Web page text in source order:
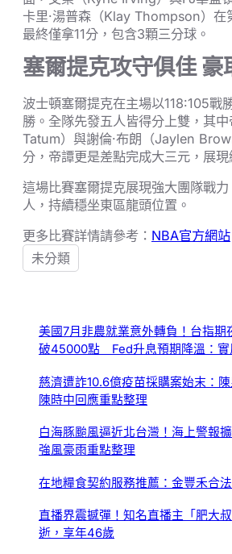
卡里·湯普森（Klay Thompson）在
最終僅拿11分，包含3顆三分球。
塞爾提克攻守俱佳 豪
波士頓塞爾提克在主場以118:105戰
勝。全隊先發五人皆得分上雙，其
Tatum）與謝倫·布朗（Jaylen
分，帝譚更是差點完成大三元，展現
這場比賽塞爾提克展現強大團隊戰
人，持續穩坐東區龍頭位置。
更多比賽詳情請參考： NBA官方網站
未分類
美國7月非農就業意外轉負！台指期
破45000點 Fed升息預期降溫：實
慈濟遭詐10.6億疫苗採購案始末：
陳時中回應重點整理
白海豚颱風逼近北台灣！海上警報
強風豪雨重點整理
在地糧食契約服務推薦：金豐禾合法
直播界震撼彈！知名直播主「肥大
逝，享年46歲